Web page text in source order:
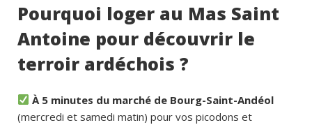
Pourquoi loger au Mas Saint
Antoine pour découvrir le
terroir ardéchois ?
À 5 minutes du marché de Bourg-Saint-Andéol
(mercredi et samedi matin) pour vos picodons et